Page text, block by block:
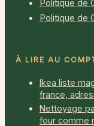
Politique de
Politique de
À LIRE AU
Ikea liste
france,
Nettoyage
four comme